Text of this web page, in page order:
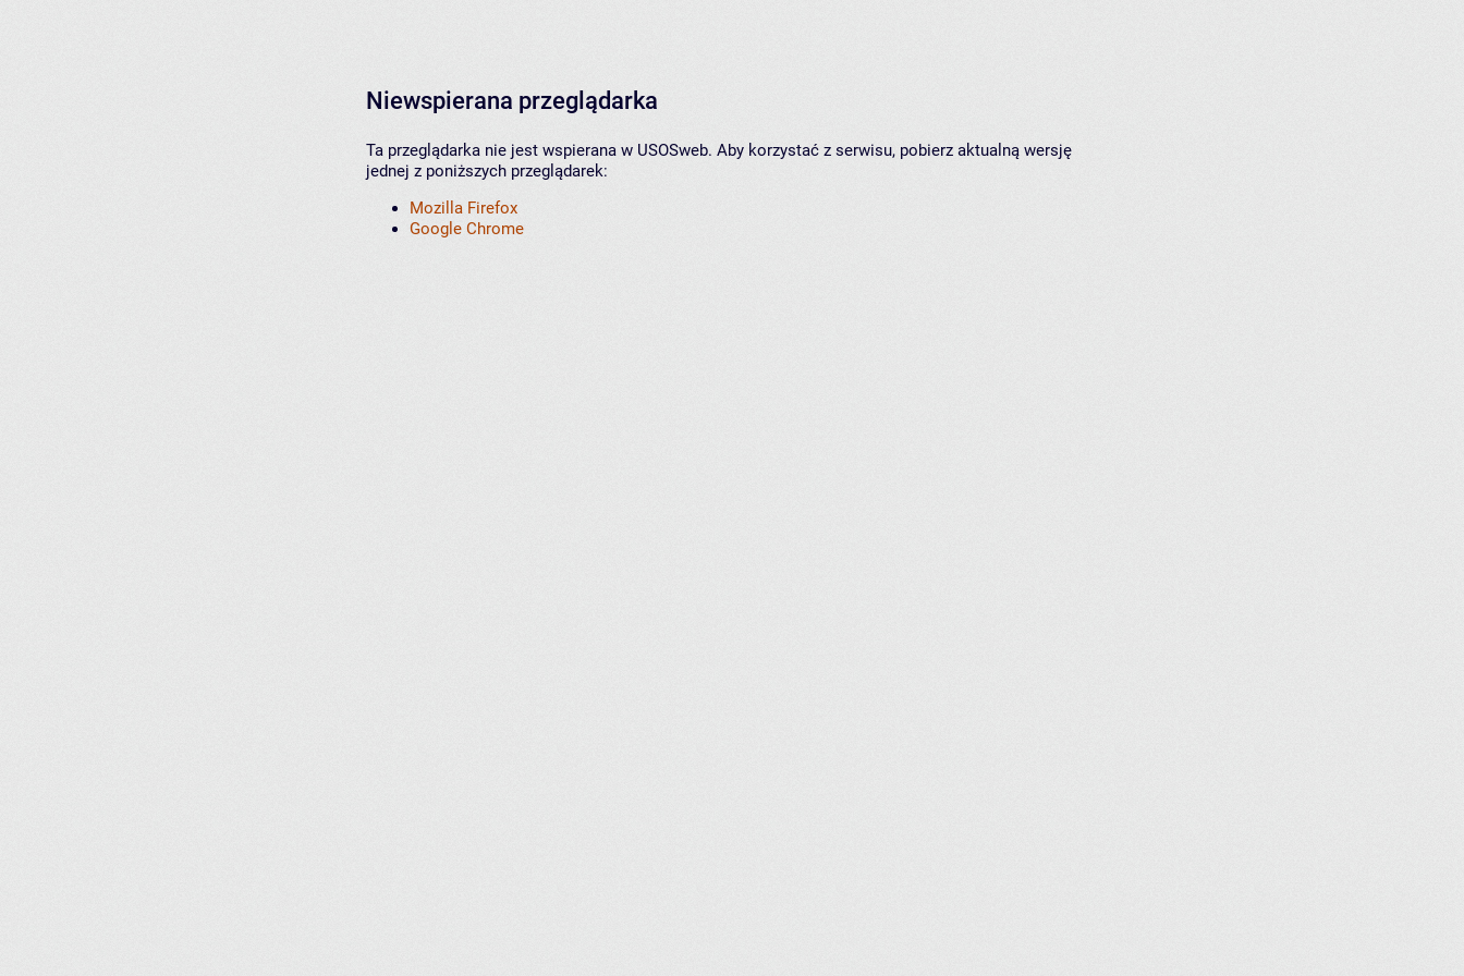
Niewspierana przeglądarka
Ta przeglądarka nie jest wspierana w USOSweb. Aby korzystać z serwisu, pobierz aktualną wersję
jednej z poniższych przeglądarek:
Mozilla Firefox
Google Chrome